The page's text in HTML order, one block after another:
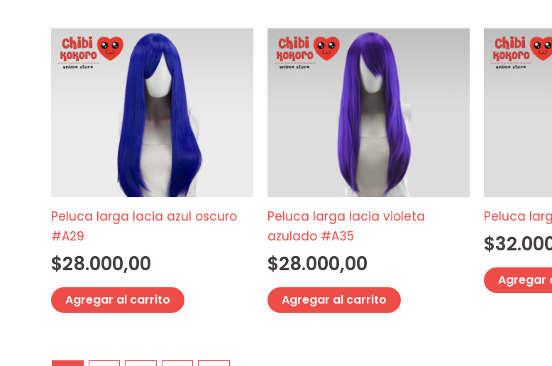
Peluca larga lacia azul oscuro
#A29
$28.000,00
Agregar al carrito
Peluca larga lacia violeta
azulado #A35
$28.000,00
Agregar al carrito
Peluca
$
Agregar